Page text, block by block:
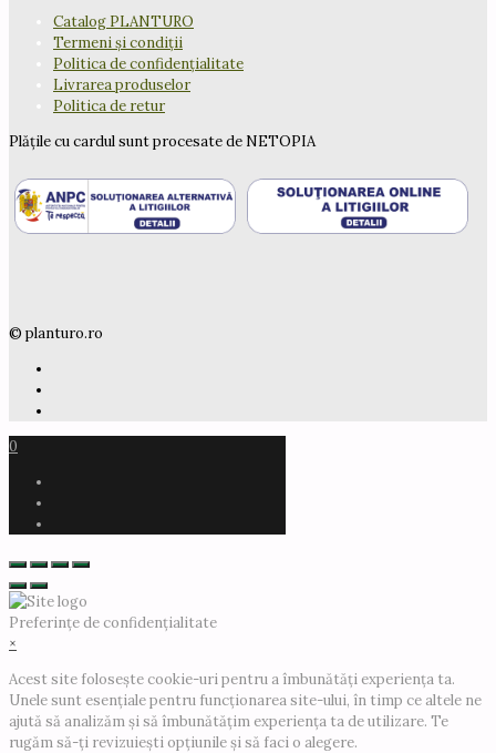
Catalog PLANTURO
Termeni și condiții
Politica de confidențialitate
Livrarea produselor
Politica de retur
Plățile cu cardul sunt procesate de NETOPIA
© planturo.ro
0
Preferințe de confidențialitate
×
Acest site folosește cookie-uri pentru a îmbunătăți experiența ta.
Unele sunt esențiale pentru funcționarea site-ului, în timp ce altele ne
ajută să analizăm și să îmbunătățim experiența ta de utilizare. Te
rugăm să-ți revizuiești opțiunile și să faci o alegere.